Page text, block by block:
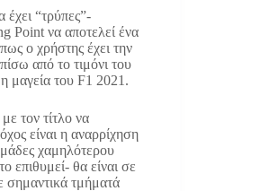
“τρύπες”-
Point να αποτελεί ένα
ο χρήστης έχει την
από το τιμόνι του
μαγεία του F1 2021.
τον τίτλο να
είναι η αναρρίχηση
χαμηλότερου
επιθυμεί- θα είναι σε
σημαντικά τμήματά